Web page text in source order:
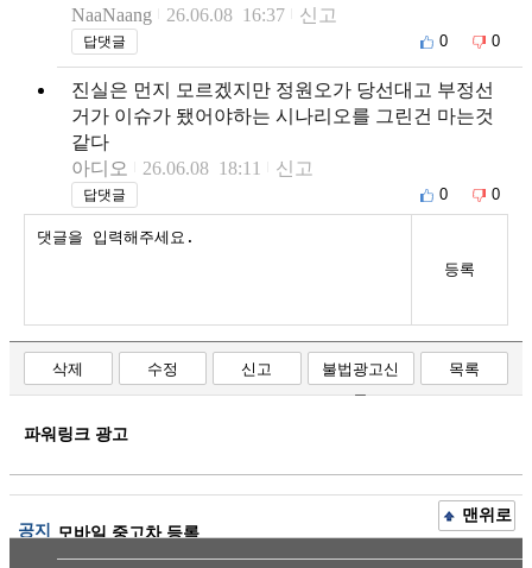
NaaNaang
26.06.08 16:37 신고
답댓글 0 0
진실은 먼지 모르겠지만 정원오가 당선대고 부정선
거가 이슈가 됐어야하는 시나리오를 그린건 마는것
같다
아디오
26.06.08 18:11 신고
답댓글 0 0
등록
삭제 수정 신고
불법광고신
고
목록
파워링크 광고
공지 모바일 중고차 등록
맨위로